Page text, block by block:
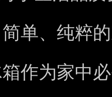
单、纯粹
作为家中